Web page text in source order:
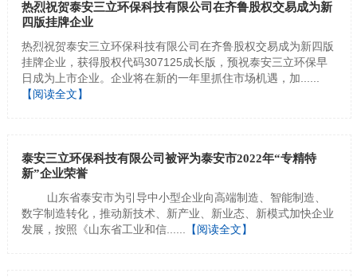
热烈祝贺泰安三立环保科技有限公司在齐鲁股权交易成为新
四版挂牌企业
热烈祝贺泰安三立环保科技有限公司在齐鲁股权交易成为新四版
挂牌企业，获得股权代码307125成长版，预祝泰安三立环保早
日成为上市企业。企业将在新的一年里抓住市场机遇，加......
【阅读全文】
泰安三立环保科技有限公司被评为泰安市2022年“专精特
新”企业荣誉
山东省泰安市为引导中小型企业向高端制造、智能制造、
数字制造转化，推动新技术、新产业、新业态、新模式加快企业
发展，按照《山东省工业和信...... 【阅读全文】